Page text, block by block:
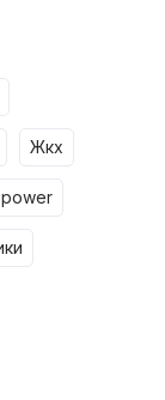
жкх
power